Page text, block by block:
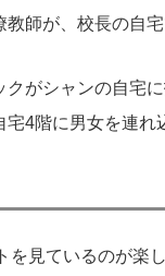
教師が、校長の自
クがシャンの自宅
宅4階に男女を連れ
を見ているのが楽